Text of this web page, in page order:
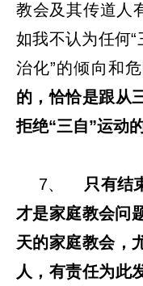
教会及其传道人
如我不认为任何“
治化”的倾向和
的，恰恰是跟从
拒绝“三自”运动
7、 只有结
才是家庭教会问
天的家庭教会，
人，有责任为此